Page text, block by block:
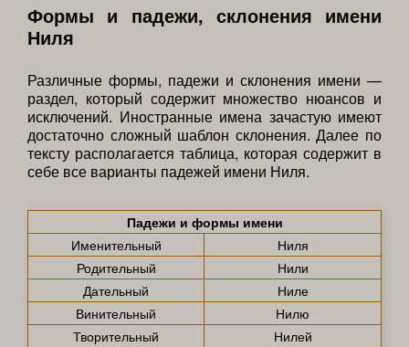
Формы и падежи, склонения имени
Ниля
Различные формы, падежи и склонения имени —
раздел, который содержит множество нюансов и
исключений. Иностранные имена зачастую имеют
достаточно сложный шаблон склонения. Далее по
тексту располагается таблица, которая содержит в
себе все варианты падежей имени Ниля.
Падежи и формы имени
Именительный
Ниля
Родительный
Нили
Дательный
Ниле
Винительный
Нилю
Творительный
Нилей